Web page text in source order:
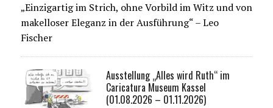
„Einzigartig im Strich, ohne Vorbild im Witz und von
makelloser Eleganz in der Ausführung“ – Leo
Fischer
Ausstellung „Alles wird Ruth“ im
Caricatura Museum Kassel
(01.08.2026 – 01.11.2026)